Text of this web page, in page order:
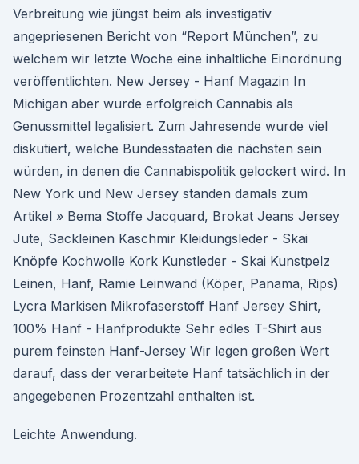
Verbreitung wie jüngst beim als investigativ
angepriesenen Bericht von “Report München”, zu
welchem wir letzte Woche eine inhaltliche Einordnung
veröffentlichten. New Jersey - Hanf Magazin In
Michigan aber wurde erfolgreich Cannabis als
Genussmittel legalisiert. Zum Jahresende wurde viel
diskutiert, welche Bundesstaaten die nächsten sein
würden, in denen die Cannabispolitik gelockert wird. In
New York und New Jersey standen damals zum
Artikel » Bema Stoffe Jacquard, Brokat Jeans Jersey
Jute, Sackleinen Kaschmir Kleidungsleder - Skai
Knöpfe Kochwolle Kork Kunstleder - Skai Kunstpelz
Leinen, Hanf, Ramie Leinwand (Köper, Panama, Rips)
Lycra Markisen Mikrofaserstoff Hanf Jersey Shirt,
100% Hanf - Hanfprodukte Sehr edles T-Shirt aus
purem feinsten Hanf-Jersey Wir legen großen Wert
darauf, dass der verarbeitete Hanf tatsächlich in der
angegebenen Prozentzahl enthalten ist.
Leichte Anwendung.